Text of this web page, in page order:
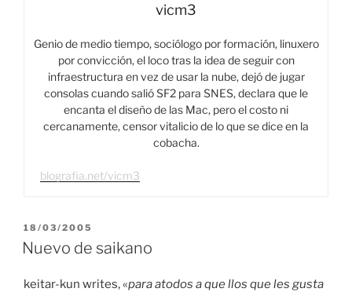
vicm3
Genio de medio tiempo, sociólogo por formación, linuxero
por convicción, el loco tras la idea de seguir con
infraestructura en vez de usar la nube, dejó de jugar
consolas cuando salió SF2 para SNES, declara que le
encanta el diseño de las Mac, pero el costo ni
cercanamente, censor vitalicio de lo que se dice en la
cobacha.
blografia.net/vicm3
PUBLICADO
EL
18/03/2005
Nuevo de saikano
keitar-kun writes, «para atodos a que llos que les gusta